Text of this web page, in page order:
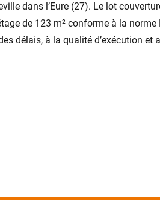
dans l’Eure (27). Le lot
de 123 m² conforme à la norme
délais, à la qualité d’exécution et